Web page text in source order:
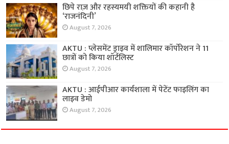
छिपे राज़ और रहस्यमयी शक्तियों की कहानी है
‘राजनंदिनी’
August 7, 2026
AKTU : प्लेसमेंट ड्राइव में शालिमार कॉर्पोरेशन ने 11
छात्रों को किया शॉर्टलिस्ट
August 7, 2026
AKTU : आईपीआर कार्यशाला में पेटेंट फाइलिंग का
लाइव डेमो
August 7, 2026